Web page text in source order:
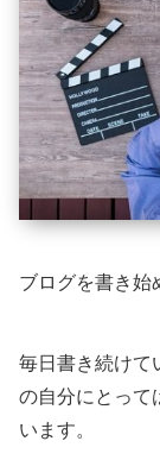
ブログを書き始
毎日書き続けて
の自分にとって
います。